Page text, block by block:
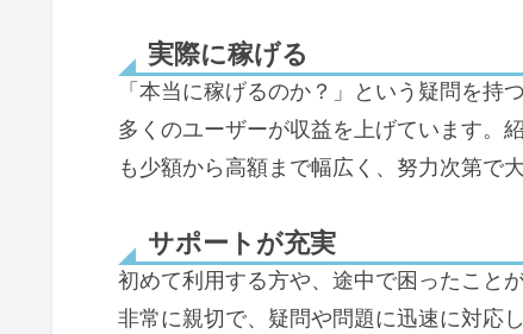
実際に稼げる
「本当に稼げるのか？」という疑問を持
多くのユーザーが収益を上げています。
も少額から高額まで幅広く、努力次第で
サポートが充実
初めて利用する方や、途中で困ったこと
非常に親切で、疑問や問題に迅速に対応